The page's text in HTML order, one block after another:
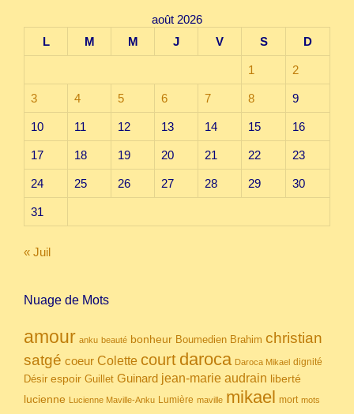
août 2026
L
M M J V S D
1 2
3 4 5 6 7 8 9
10 11 12 13 14 15 16
17 18 19 20 21 22 23
24 25 26 27 28 29 30
31
« Juil
Nuage de Mots
amour anku beauté bonheur Boumedien Brahim christian
satgé coeur Colette court daroca Daroca Mikael dignité
Désir espoir Guillet Guinard jean-marie audrain liberté
lucienne Lucienne Maville-Anku Lumière maville mikael mort mots